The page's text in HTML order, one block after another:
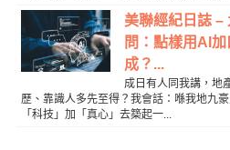
美聯經紀日誌 –
問：點樣用AI
成？...
成日有人同我講，地
歷、靠識人多先至得？我會話：喺我地九
「科技」加「真心」去築起一...